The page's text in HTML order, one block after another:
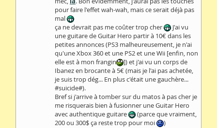
pour faire l'effet wah-wah, mais ce serait déjà pas
mal
ça ne devrait pas me coûter trop cher
J'ai vu
une guitare de Guitar Hero partir à 10€ dans les
petites annonces (PS3 malheureusement, je n'ai
qu'une Xbox 360 et une PS2 et une Wii [enfin, non
elle est à mon frangin
]) et j'ai vu un corps de
Ibanez en brocante à 5€ (mais je l'ai pas achetée,
je suis trop dég... En plus c'était une gauchère...
#suicide#).
Bref si j'arrive à tomber sur du matos à pas cher je
me risquerais bien à fusionner une Guitar Hero
avec authentique guitare
(parce que vraiment,
200 ou 300$ ça reste trop pour moi
)